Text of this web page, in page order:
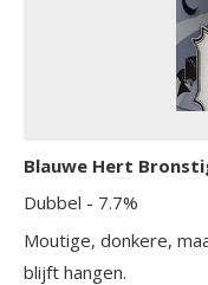
bijzonder
alcoholpercentage
warme tonen van
Blauwe Hert
Dubbel - 7.7%
Moutige, donkere,
blijft hangen.